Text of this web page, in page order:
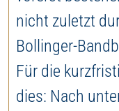
nicht zuletzt
Bollinger-
Für die
dies: Nach